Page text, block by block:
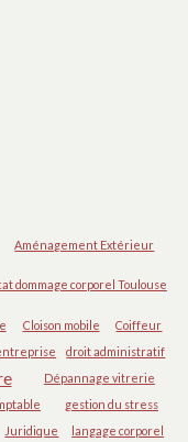
Aménagement Extérieur
dommage corporel Toulouse
Cloison mobile
Coiffeur
droit administratif
Dépannage vitrerie
gestion du stress
Juridique langage corporel